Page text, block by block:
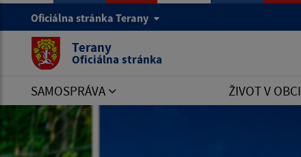
Oficiálna stránka Terany
Terany
Oficiálna stránka
SAMOSPRÁVA ŽIVOT V OBCI